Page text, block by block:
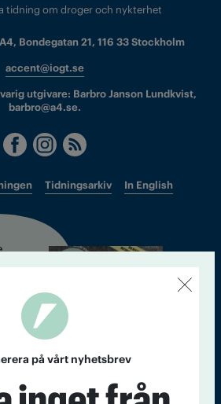
tidning om droger och nykterhet
Bondegatan 21, 116 33 Stockholm
accent@iogt.se
utgivare: Barbro Janson Lundkvist,
barbro@a4.se.
Tidningsarkiv In English
på vårt nyhetsbrev